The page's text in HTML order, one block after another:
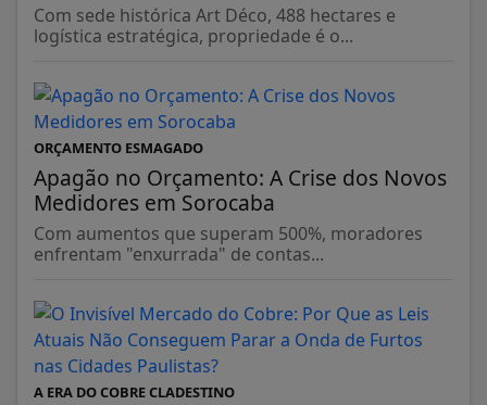
Com sede histórica Art Déco, 488 hectares e
logística estratégica, propriedade é o...
ORÇAMENTO ESMAGADO
Apagão no Orçamento: A Crise dos Novos
Medidores em Sorocaba
Com aumentos que superam 500%, moradores
enfrentam "enxurrada" de contas...
A ERA DO COBRE CLADESTINO